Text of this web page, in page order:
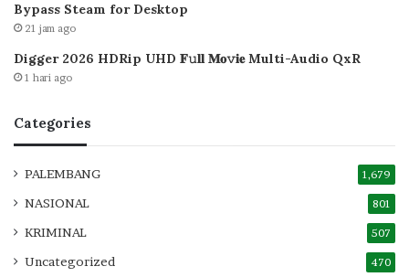
Bypass Steam for Desktop
21 jam ago
Digger 2026 HDRip UHD 𝐅𝚞𝐥𝐥 𝐌𝐨𝚟𝐢𝐞 Multi-Audio QxR
1 hari ago
Categories
PALEMBANG 1,679
NASIONAL 801
KRIMINAL 507
Uncategorized 470